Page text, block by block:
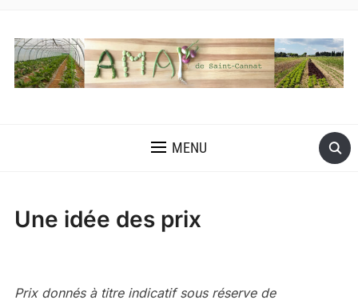
MENU
Une idée des prix
Prix donnés à titre indicatif sous réserve de